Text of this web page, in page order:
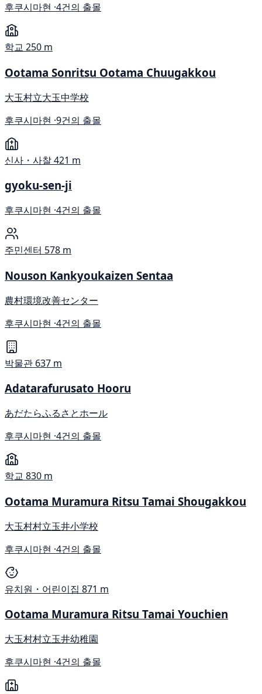
후쿠시마현 ·4건의 출몰
학교 250 m
Ootama Sonritsu Ootama Chuugakkou
大玉村立大玉中学校
후쿠시마현 ·9건의 출몰
신사・사찰421 m
gyoku-sen-ji
후쿠시마현 ·4건의 출몰
주민센터 578 m
Nouson Kankyoukaizen Sentaa
農村環境改善センター
후쿠시마현 ·4건의 출몰
박물관 637 m
Adatarafurusato Hooru
あだたらふるさとホール
후쿠시마현 ·4건의 출몰
학교 830 m
Ootama Muramura Ritsu Tamai Shougakkou
大玉村村立玉井小学校
후쿠시마현 ·4건의 출몰
유치원・어린이집 871 m
Ootama Muramura Ritsu Tamai Youchien
大玉村村立玉井幼稚園
후쿠시마현 ·4건의 출몰